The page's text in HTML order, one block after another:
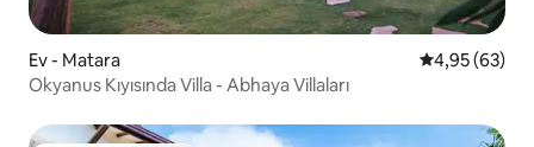
Ev - Matara 5 üzerinden
4,95 (63)
Okyanus Kıyısında Villa - Abhaya Villaları